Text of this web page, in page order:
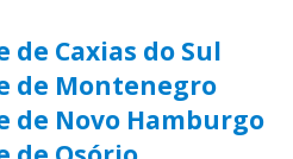
de Caxias do Sul
de Montenegro
de Novo Hamburgo